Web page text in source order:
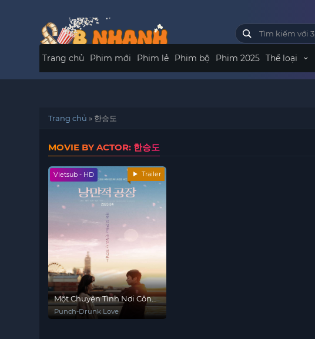
Trang chủ Phim mới Phim lẻ Phim bộ Phim 2025 Thể loại
Trang chủ » 한승도
MOVIE BY ACTOR: 한승도
Vietsub - HD Trailer
Một Chuyện Tình Nơi Công
Xưởng
Punch-Drunk Love